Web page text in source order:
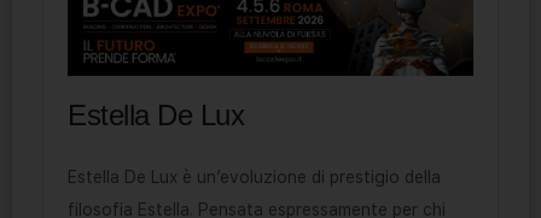
Estella De Lux
Estella De Lux è un’evoluzione di prestigio della
filosofia Estella. Pensata espressamente per chi